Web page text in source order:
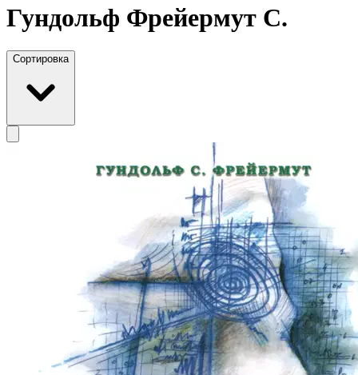
Гундольф Фрейермут С.
Сортировка